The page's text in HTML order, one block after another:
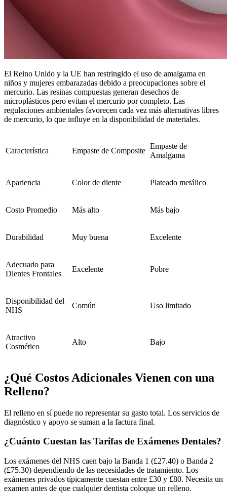
El Reino Unido y la UE han restringido el uso de amalgama en
niños y mujeres embarazadas debido a preocupaciones sobre el
mercurio. Las resinas compuestas generan desechos de
microplásticos pero evitan el mercurio por completo. Las
regulaciones ambientales favorecen cada vez más alternativas libres
de mercurio, lo que influye en la disponibilidad de materiales.
Característica Empaste de Composite
Empaste de
Amalgama
Apariencia Color de diente Plateado metálico
Costo Promedio Más alto Más bajo
Durabilidad Muy buena Excelente
Adecuado para
Dientes Frontales
Excelente Pobre
Disponibilidad del
NHS
Común Uso limitado
Atractivo
Cosmético
Alto Bajo
¿Qué Costos Adicionales Vienen con una
Relleno?
El relleno en sí puede no representar su gasto total. Los servicios de
diagnóstico y apoyo se suman a la factura final.
¿Cuánto Cuestan las Tarifas de Exámenes Dentales?
Los exámenes del NHS caen bajo la Banda 1 (£27.40) o Banda 2
(£75.30) dependiendo de las necesidades de tratamiento. Los
exámenes privados típicamente cuestan entre £30 y £80. Necesita un
examen antes de que cualquier dentista coloque un relleno.